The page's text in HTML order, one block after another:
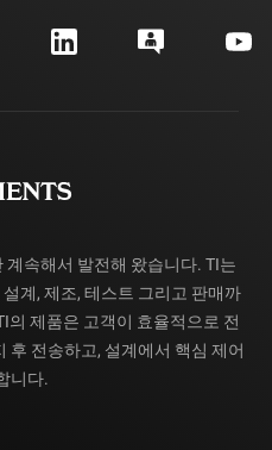
속해서 발전해 왔습니다. TI는
계, 제조, 테스트 그리고 판매까
의 제품은 고객이 효율적으로 전
후 전송하고, 설계에서 핵심 제어
니다.